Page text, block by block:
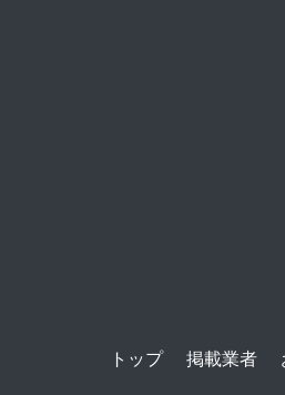
トップ 掲載業者